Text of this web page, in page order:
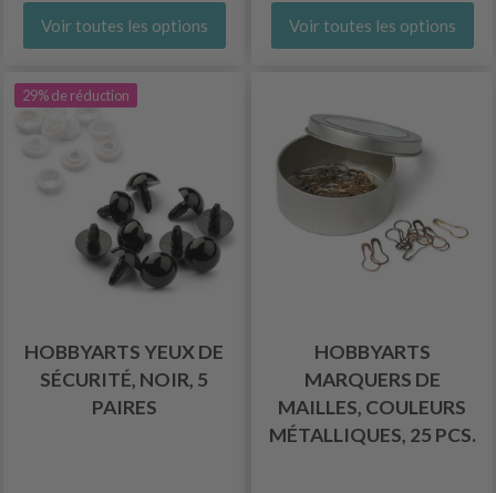
Voir toutes les options Voir toutes les options
29% de réduction
HOBBYARTS YEUX DE
SÉCURITÉ, NOIR, 5
PAIRES
HOBBYARTS
MARQUERS DE
MAILLES, COULEURS
MÉTALLIQUES, 25 PCS.